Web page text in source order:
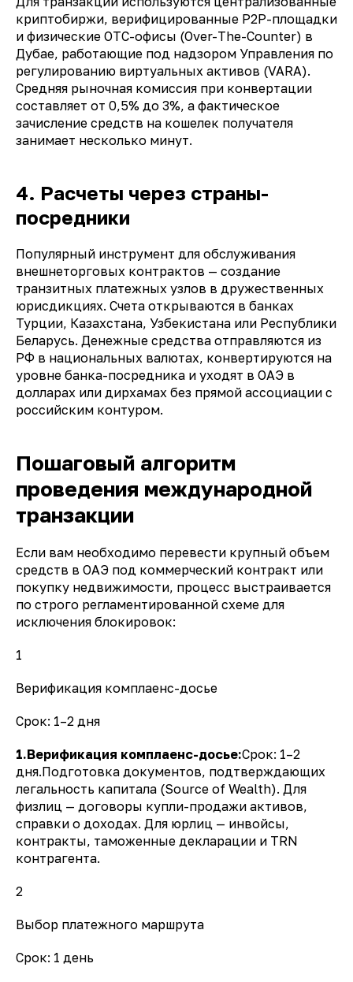
криптобиржи, верифицированные P2P-площадки
и физические OTC-офисы (Over-The-Counter) в
Дубае, работающие под надзором Управления по
регулированию виртуальных активов (VARA).
Средняя рыночная комиссия при конвертации
составляет от 0,5% до 3%, а фактическое
зачисление средств на кошелек получателя
занимает несколько минут.
4. Расчеты через страны-
посредники
Популярный инструмент для обслуживания
внешнеторговых контрактов — создание
транзитных платежных узлов в дружественных
юрисдикциях. Счета открываются в банках
Турции, Казахстана, Узбекистана или Республики
Беларусь. Денежные средства отправляются из
РФ в национальных валютах, конвертируются на
уровне банка-посредника и уходят в ОАЭ в
долларах или дирхамах без прямой ассоциации с
российским контуром.
Пошаговый алгоритм
проведения международной
транзакции
Если вам необходимо перевести крупный объем
средств в ОАЭ под коммерческий контракт или
покупку недвижимости, процесс выстраивается
по строго регламентированной схеме для
исключения блокировок:
1
Верификация комплаенс-досье
Срок: 1–2 дня
1.Верификация комплаенс-досье:Срок: 1–2
дня.Подготовка документов, подтверждающих
легальность капитала (Source of Wealth). Для
физлиц — договоры купли-продажи активов,
справки о доходах. Для юрлиц — инвойсы,
контракты, таможенные декларации и TRN
контрагента.
2
Выбор платежного маршрута
Срок: 1 день